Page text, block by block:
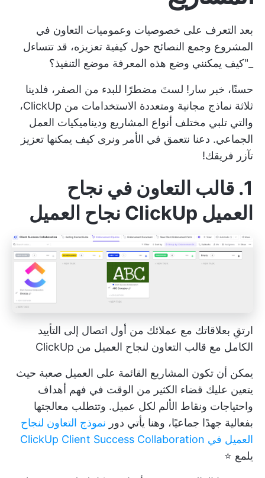
بعد التعرف على خصوصيات وعموميات التعاون في
المشروع وجمع النصائح حول كيفية تعزيزه، قد تتساءل
_"كيف يمكنني وضع هذه المعرفة موضع التنفيذ؟
حسنًا، خبر سار! لستَ مضطرًا للبدء من الصفر، فلدينا
ثلاثة نماذج مجانية ومتعددة الاستخدامات من ClickUp،
والتي تلبي مختلف أنواع المشاريع وديناميكيات العمل
الجماعي. دعنا نتعمق في الأمر ونرى كيف يمكنها تعزيز
تآزر فريقك!
1. قالب التعاون في نجاح
العميل ClickUp نجاح العميل
ارتقِ بعلاقاتك مع عملائك من أول اتصال إلى التأييد
الكامل مع قالب التعاون لنجاح العميل من ClickUp
يمكن أن تكون المشاريع القائمة على العميل صعبة حيث
يتعين عليك قضاء الكثير من الوقت في فهم أهداف
واحتياجات ونقاط الألم لكل عميل. وتتطلب معالجتها
بفعالية جهدًا جماعيًا، وهنا يأتي دور نموذج التعاون لنجاح
العميل في ClickUp Client Success Collaboration
يلمع ⭐